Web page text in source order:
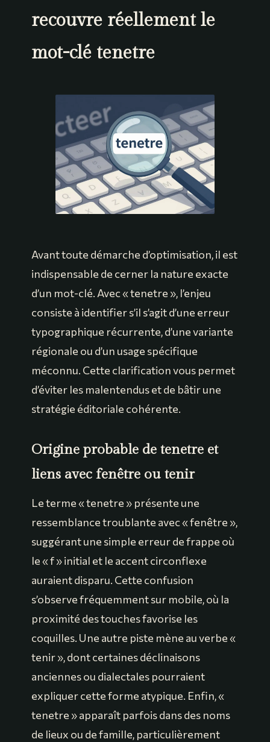
recouvre réellement le
mot-clé tenetre
Avant toute démarche d’optimisation, il est
indispensable de cerner la nature exacte
d’un mot-clé. Avec « tenetre », l’enjeu
consiste à identifier s’il s’agit d’une erreur
typographique récurrente, d’une variante
régionale ou d’un usage spécifique
méconnu. Cette clarification vous permet
d’éviter les malentendus et de bâtir une
stratégie éditoriale cohérente.
Origine probable de tenetre et
liens avec fenêtre ou tenir
Le terme « tenetre » présente une
ressemblance troublante avec « fenêtre »,
suggérant une simple erreur de frappe où
le « f » initial et le accent circonflexe
auraient disparu. Cette confusion
s’observe fréquemment sur mobile, où la
proximité des touches favorise les
coquilles. Une autre piste mène au verbe «
tenir », dont certaines déclinaisons
anciennes ou dialectales pourraient
expliquer cette forme atypique. Enfin, «
tenetre » apparaît parfois dans des noms
de lieux ou de famille, particulièrement